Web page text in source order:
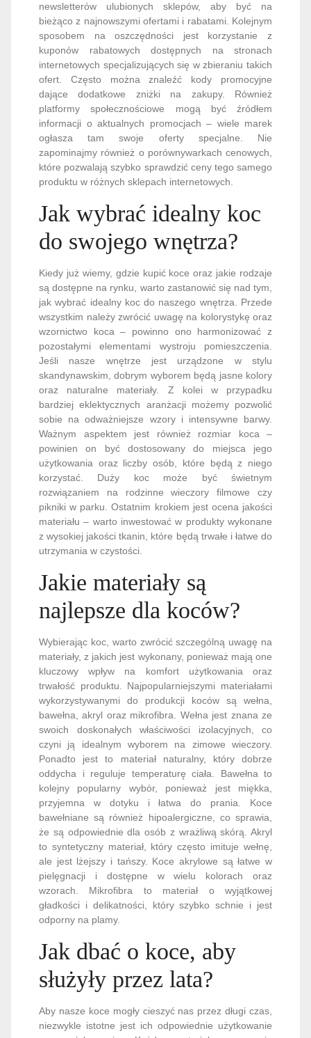
newsletterów ulubionych sklepów, aby być na
bieżąco z najnowszymi ofertami i rabatami. Kolejnym
sposobem na oszczędności jest korzystanie z
kuponów rabatowych dostępnych na stronach
internetowych specjalizujących się w zbieraniu takich
ofert. Często można znaleźć kody promocyjne
dające dodatkowe zniżki na zakupy. Również
platformy społecznościowe mogą być źródłem
informacji o aktualnych promocjach – wiele marek
ogłasza tam swoje oferty specjalne. Nie
zapominajmy również o porównywarkach cenowych,
które pozwalają szybko sprawdzić ceny tego samego
produktu w różnych sklepach internetowych.
Jak wybrać idealny koc
do swojego wnętrza?
Kiedy już wiemy, gdzie kupić koce oraz jakie rodzaje
są dostępne na rynku, warto zastanowić się nad tym,
jak wybrać idealny koc do naszego wnętrza. Przede
wszystkim należy zwrócić uwagę na kolorystykę oraz
wzornictwo koca – powinno ono harmonizować z
pozostałymi elementami wystroju pomieszczenia.
Jeśli nasze wnętrze jest urządzone w stylu
skandynawskim, dobrym wyborem będą jasne kolory
oraz naturalne materiały. Z kolei w przypadku
bardziej eklektycznych aranżacji możemy pozwolić
sobie na odważniejsze wzory i intensywne barwy.
Ważnym aspektem jest również rozmiar koca –
powinien on być dostosowany do miejsca jego
użytkowania oraz liczby osób, które będą z niego
korzystać. Duży koc może być świetnym
rozwiązaniem na rodzinne wieczory filmowe czy
pikniki w parku. Ostatnim krokiem jest ocena jakości
materiału – warto inwestować w produkty wykonane
z wysokiej jakości tkanin, które będą trwałe i łatwe do
utrzymania w czystości.
Jakie materiały są
najlepsze dla koców?
Wybierając koc, warto zwrócić szczególną uwagę na
materiały, z jakich jest wykonany, ponieważ mają one
kluczowy wpływ na komfort użytkowania oraz
trwałość produktu. Najpopularniejszymi materiałami
wykorzystywanymi do produkcji koców są wełna,
bawełna, akryl oraz mikrofibra. Wełna jest znana ze
swoich doskonałych właściwości izolacyjnych, co
czyni ją idealnym wyborem na zimowe wieczory.
Ponadto jest to materiał naturalny, który dobrze
oddycha i reguluje temperaturę ciała. Bawełna to
kolejny popularny wybór, ponieważ jest miękka,
przyjemna w dotyku i łatwa do prania. Koce
bawełniane są również hipoalergiczne, co sprawia,
że są odpowiednie dla osób z wrażliwą skórą. Akryl
to syntetyczny materiał, który często imituje wełnę,
ale jest lżejszy i tańszy. Koce akrylowe są łatwe w
pielęgnacji i dostępne w wielu kolorach oraz
wzorach. Mikrofibra to materiał o wyjątkowej
gładkości i delikatności, który szybko schnie i jest
odporny na plamy.
Jak dbać o koce, aby
służyły przez lata?
Aby nasze koce mogły cieszyć nas przez długi czas,
niezwykle istotne jest ich odpowiednie użytkowanie